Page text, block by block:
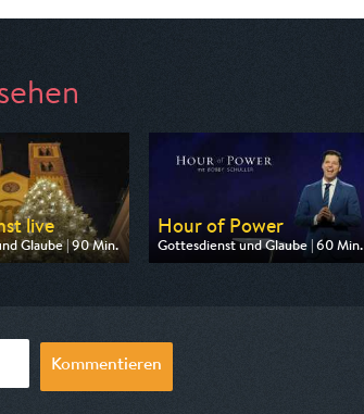
live
Glaube | 90 Min.
Bibel TV
Hour of Power
Gottesdienst und Glaube | 60 Min.
Ausgestrahlt von Bibel TV
Kommentieren